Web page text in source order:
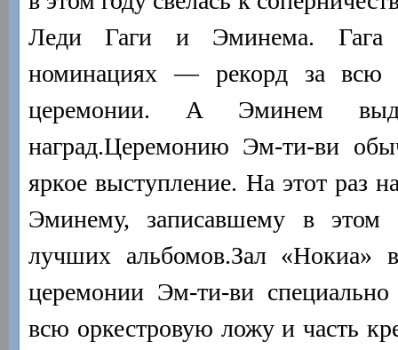
Леди Гаги и Эминема. Гага
номинациях — рекорд за всю
церемонии. А Эминем
наград.Церемонию Эм-ти-ви
яркое выступление. На этот раз
Эминему, записавшему в этом
лучших альбомов.Зал «Нокиа»
церемонии Эм-ти-ви специально
всю оркестровую ложу и часть